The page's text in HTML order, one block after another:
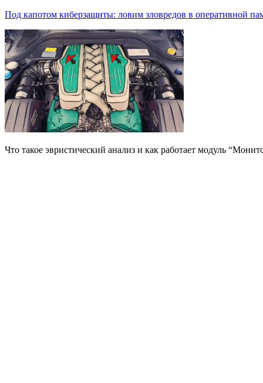
Под капотом киберзащиты: ловим зловредов в оперативной
Что такое эвристический анализ и как работает модуль